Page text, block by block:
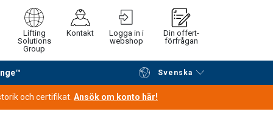
Lifting
Solutions
Group
Kontakt
Logga in i
webshop
Din offert-
förfrågan
Svenska
Fortsätt handla Gå till kassan
och certifikat. Ansök om konto här!